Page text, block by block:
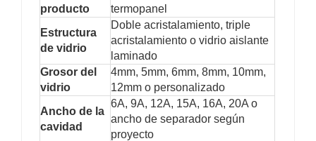
producto
termopanel
Estructura
de vidrio
Doble acristalamiento, triple
acristalamiento o vidrio aislante
laminado
Grosor del
vidrio
4mm, 5mm, 6mm, 8mm, 10mm,
12mm o personalizado
Ancho de la
cavidad
6A, 9A, 12A, 15A, 16A, 20A o
ancho de separador según
proyecto